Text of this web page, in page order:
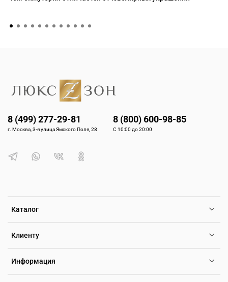
Каталог
Клиенту
Информация
8 (499) 277-29-81
г. Москва, 3-я улица Ямского Поля, 28
8 (800) 600-98-85
С 10:00 до 20:00